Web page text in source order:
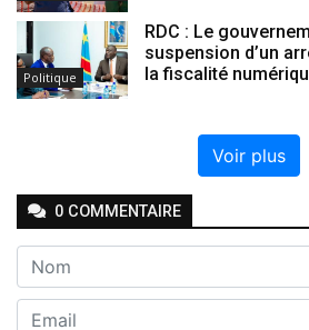
Politique
RDC : Le
suspension d’un
la fiscalité
Voir plus
0 COMMENTAIRE